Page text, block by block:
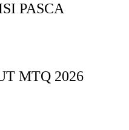
PASCA
MTQ 2026